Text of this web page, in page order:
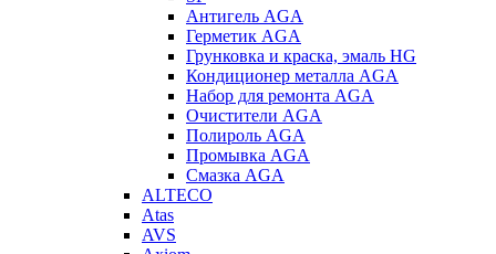
Антигель AGA
Герметик AGA
Грунковка и краска, эмаль HG
Кондиционер металла AGA
Набор для ремонта AGA
Очистители AGA
Полироль AGA
Промывка AGA
Смазка AGA
ALTECO
Atas
AVS